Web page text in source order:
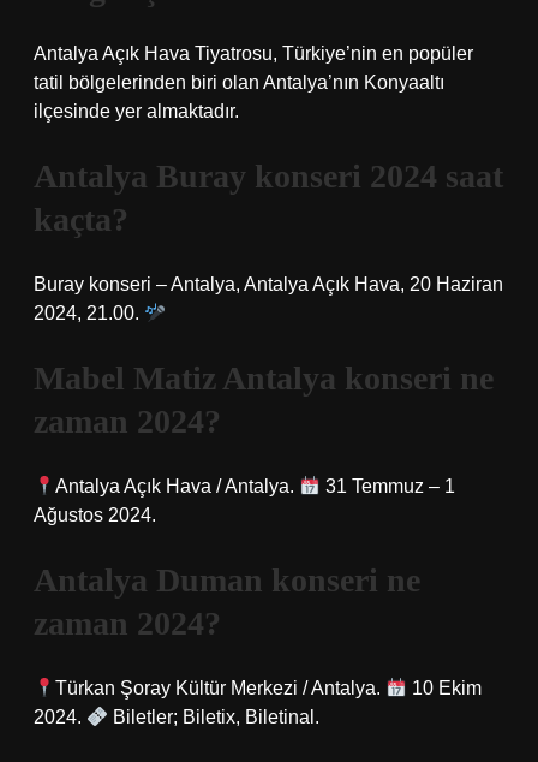
Antalya Açık Hava Tiyatrosu, Türkiye’nin en popüler
tatil bölgelerinden biri olan Antalya’nın Konyaaltı
ilçesinde yer almaktadır.
Antalya Buray konseri 2024 saat
kaçta?
Buray konseri – Antalya, Antalya Açık Hava, 20 Haziran
2024, 21.00.
Mabel Matiz Antalya konseri ne
zaman 2024?
Antalya Açık Hava / Antalya.
31 Temmuz – 1
Ağustos 2024.
Antalya Duman konseri ne
zaman 2024?
Türkan Şoray Kültür Merkezi / Antalya.
10 Ekim
2024.
Biletler; Biletix, Biletinal.